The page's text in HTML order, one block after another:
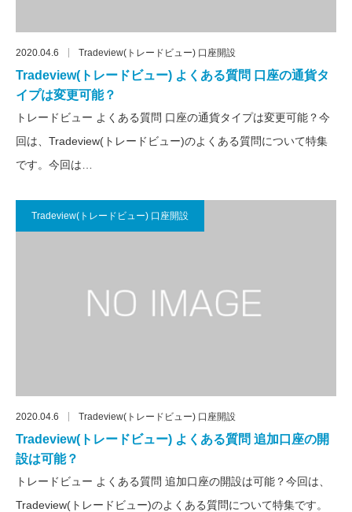
2020.04.6 Tradeview(トレードビュー) 口座開設
Tradeview(トレードビュー) よくある質問 口座の通貨タ
イプは変更可能？
トレードビュー よくある質問 口座の通貨タイプは変更可能？今
回は、Tradeview(トレードビュー)のよくある質問について特集
です。今回は…
Tradeview(トレードビュー) 口座開設
2020.04.6 Tradeview(トレードビュー) 口座開設
Tradeview(トレードビュー) よくある質問 追加口座の開
設は可能？
トレードビュー よくある質問 追加口座の開設は可能？今回は、
Tradeview(トレードビュー)のよくある質問について特集です。